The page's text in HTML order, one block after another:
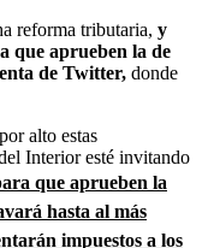
reforma tributaria, y
que aprueben la de
de Twitter, donde
alto estas
Interior esté invitando
que aprueben la
hasta al más
impuestos a los